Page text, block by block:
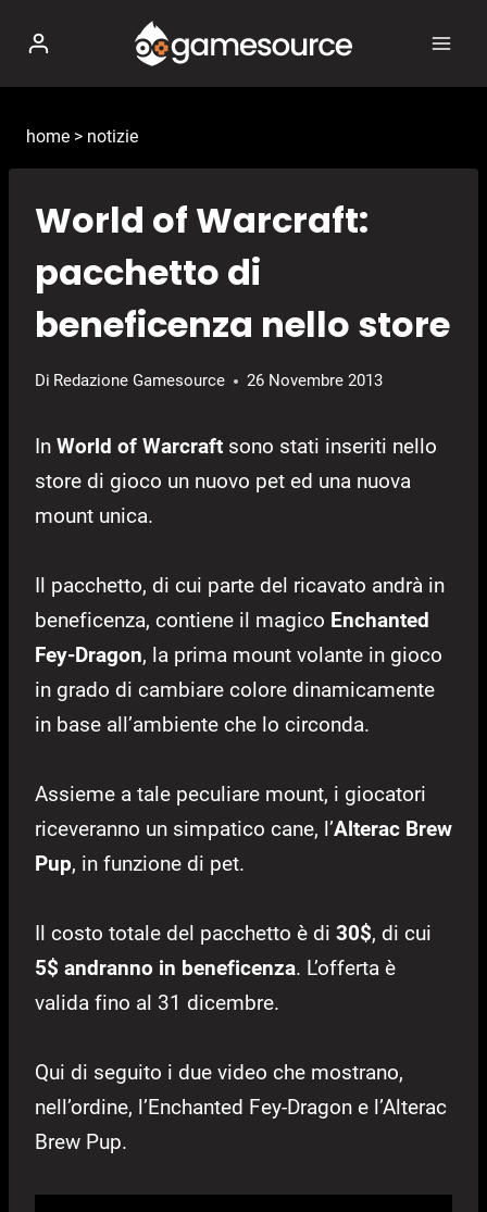
contenuto
home > notizie
World of Warcraft:
pacchetto di
beneficenza nello store
Di Redazione Gamesource 26 Novembre 2013
In World of Warcraft sono stati inseriti nello
store di gioco un nuovo pet ed una nuova
mount unica.
Il pacchetto, di cui parte del ricavato andrà in
beneficenza, contiene il magico Enchanted
Fey-Dragon, la prima mount volante in gioco
in grado di cambiare colore dinamicamente
in base all’ambiente che lo circonda.
Assieme a tale peculiare mount, i giocatori
riceveranno un simpatico cane, l’Alterac Brew
Pup, in funzione di pet.
Il costo totale del pacchetto è di 30$, di cui
5$ andranno in beneficenza. L’offerta è
valida fino al 31 dicembre.
Qui di seguito i due video che mostrano,
nell’ordine, l’Enchanted Fey-Dragon e l’Alterac
Brew Pup.